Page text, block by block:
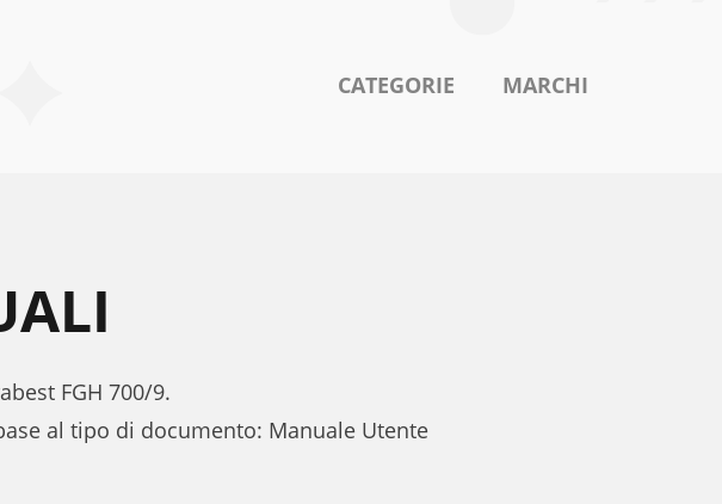
CATEGORIE MARCHI
FGH 700/9.
al tipo di documento: Manuale Utente